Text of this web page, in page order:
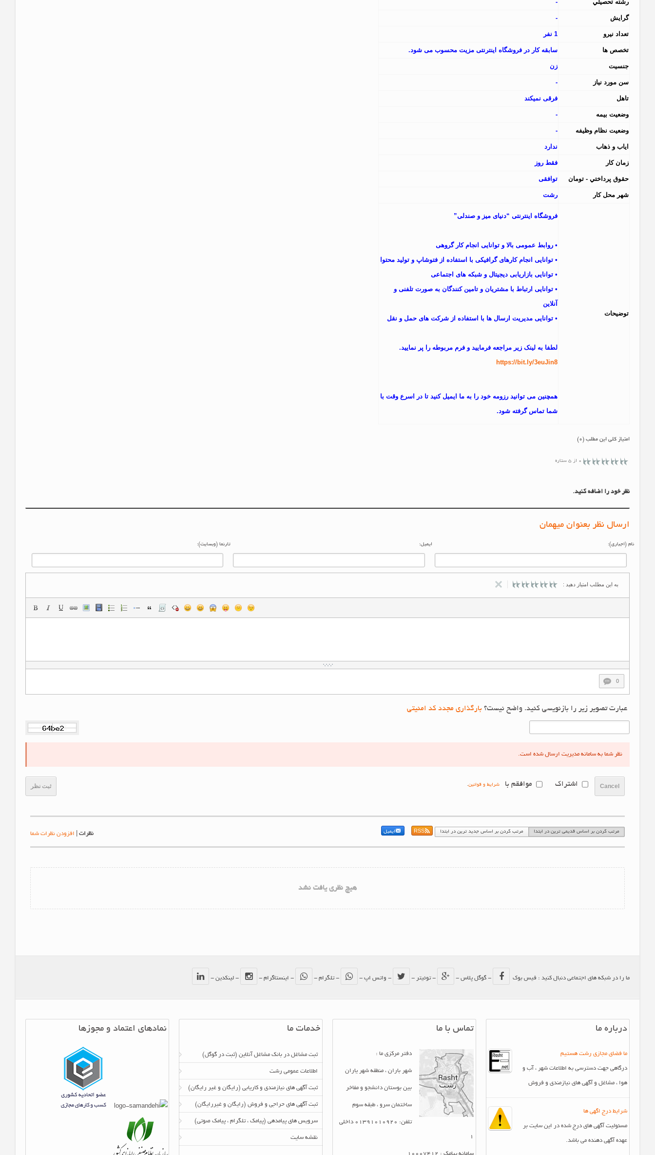
رشته تحصيلي -
گرايش -
تعداد نيرو 1 نفر
تخصص ها سابقه کار در فروشگاه اینترنتی مزیت محسوب می شود.
جنسيت زن
سن مورد نياز -
تاهل فرقی نمیکند
وضعيت بيمه -
وضعيت نظام وظيفه -
اياب و ذهاب ندارد
زمان کار فقط روز
حقوق پرداختي - تومان توافقی
شهر محل کار رشت
توضيحات
فروشگاه اینترنتی “دنیای میز و صندلی”
• روابط عمومی بالا و توانایی انجام کار گروهی
• توانایی انجام کارهای گرافیکی با استفاده از فتوشاپ و تولید محتوا
• توانایی بازاریابی دیجیتال و شبکه های اجتماعی
• توانایی ارتباط با مشتریان و تامین کنندگان به صورت تلفنی و
آنلاین
• توانایی مدیریت ارسال ها با استفاده از شرکت های حمل و نقل
لطفا به لینک زیر مراجعه فرمایید و فرم مربوطه را پر نمایید.
https://bit.ly/3euJin8
همچنین می توانید رزومه خود را به ما ایمیل کنید تا در اسرع وقت با
شما تماس گرفته شود.
امتیاز کلی این مطلب (0)
0 از 5 ستاره
نظر خود را اضافه کنید.
ارسال نظر بعنوان میهمان
نام (اجباری): ایمیل: تارنما (وبسایت):
به این مطلب امتیاز دهید :
0
عبارت تصویر زیر را بازنویسی کنید. واضح نیست؟ بارگذاری مجدد کد امنیتی
نظر شما به سامانه مدیریت ارسال شده است.
ثبت نظر Cancel اشتراک موافقم با شرایط و قوانین.
نظرات افزودن نظرات شما مرتب کردن بر اساس قدیمی ترین در ابتدا مرتب کردن بر اساس جدید ترین در ابتدا ایمیل RSS
هیچ نظری یافت نشد
ما را در شبکه های اجتماعی دنبال کنید : فیس بوک - گوگل پلاس - - توئیتر - - واتس اپ - - تلگرام - - اینستاگرام - - لینکدین -
درباره ما
ما فضای مجازی رشت هستیم
درگاهی جهت دسترسی به اطلاعات شهر ، آب و
هوا ، مشاغل و آگهی های نیازمندی و فروش
شرایط درج اگهی ها
مسئولیت آگهی های درج شده در این سایت بر
عهده آگهی دهنده می باشد.
تماس با ما
دفتر مرکزی ما :
شهر باران ، منطقه شهر یاران
بین بوستان دانشجو و مفاخر
ساختمان سرو ، طبقه سوم
تلفن: 01391010920 داخلی
1
خدمات ما
ثبت مشاغل در بانک مشاغل آنلاین (ثبت در گوگل)
اطلاعات عمومی رشت
ثبت آگهی های نیازمندی و کاریابی (رایگان و غیر رایگان)
ثبت آگهی های حراجی و فروش (رایگان و غیررایگان)
سرویس های پیامدهی (پیامک ، تلگرام ، پیامک صوتی)
نقشه سایت
نمادهای اعتماد و مجوزها